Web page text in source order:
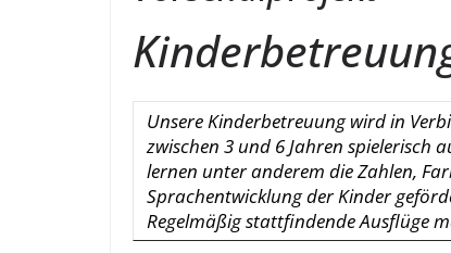
Unsere Kinderbetreuung wird in
zwischen 3 und 6 Jahren spielerisch
lernen unter anderem die Zahlen,
Sprachentwicklung der Kinder
Regelmäßig stattfindende Ausflüge